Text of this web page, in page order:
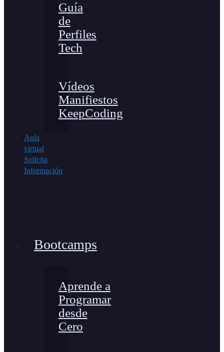
Guía
de
Perfiles
Tech
Vídeos
Manifiestos
KeepCoding
Aula
virtual
Solicita
Información
Bootcamps
Aprende a
Programar
desde
Cero